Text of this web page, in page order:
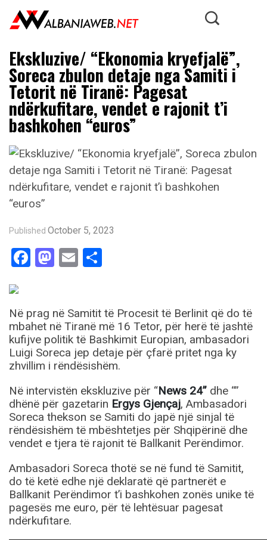
Ekskluzive/ “Ekonomia kryefjalë”,
Soreca zbulon detaje nga Samiti i
Tetorit në Tiranë: Pagesat
ndërkufitare, vendet e rajonit t’i
bashkohen “euros”
Published October 5, 2023
Facebook
Mastodon
Email
Në prag në Samitit të Procesit të Berlinit që do të
mbahet në Tiranë më 16 Tetor, për herë të jashtë
kufijve politik të Bashkimit Europian, ambasadori
Luigi Soreca jep detaje për çfarë pritet nga ky
zhvillim i rëndësishëm.
Në intervistën ekskluzive për “News 24” dhe “”
dhënë për gazetarin Ergys Gjençaj, Ambasadori
Soreca thekson se Samiti do japë një sinjal të
rëndësishëm të mbështetjes për Shqipërinë dhe
vendet e tjera të rajonit të Ballkanit Perëndimor.
Ambasadori Soreca thotë se në fund të Samitit,
do të ketë edhe një deklaratë që partnerët e
Ballkanit Perëndimor t’i bashkohen zonës unike të
pagesës me euro, për të lehtësuar pagesat
ndërkufitare.